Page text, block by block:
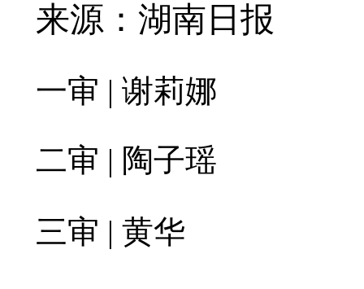
来源：湖南日报
一审 | 谢莉娜
二审 | 陶子瑶
三审 | 黄华